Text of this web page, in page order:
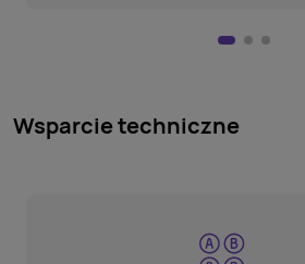
Wsparcie techniczne